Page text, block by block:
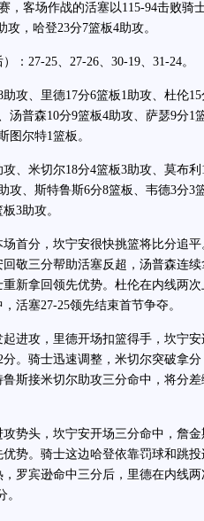
客场作战的活塞以115-94击败骑
攻，哈登23分7篮板4助攻。
27-25、27-26、30-19、31-24。
、里德17分6篮板1助攻、杜伦15
汤普森10分9篮板4助攻、萨瑟9分1
图尔特1篮板。
米切尔18分4篮板3助攻、莫布利
攻、斯特鲁斯6分8篮板、韦德3分3
3助攻。
分，坎宁安很快挑篮将比分追平
敬三分帮助活塞反超，汤普森连
新拿回领先优势。杜伦在内线两
活塞27-25领先结束首节争夺。
攻，里德开场扣篮得手，坎宁安
。骑士迅速调整，米切尔突破拿
斯接米切尔助攻三分命中，将分
头，坎宁安开场三分命中，詹金
势。骑士这边哈登依靠罚球和跳
罗宾逊命中三分后，里德在内线